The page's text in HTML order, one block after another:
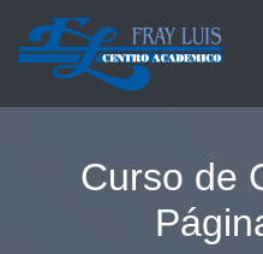
Saltar al contenido principal
Curso de